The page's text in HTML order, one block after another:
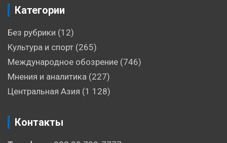
Категории
Без рубрики (12)
Культура и спорт (265)
Международное обозрение (746)
Мнения и аналитика (227)
Центральная Азия (1 128)
Контакты